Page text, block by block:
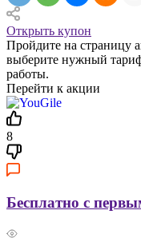
Открыть купон
Пройдите на страницу
выберите нужный
работы.
Перейти к акции
8
Бесплатно с